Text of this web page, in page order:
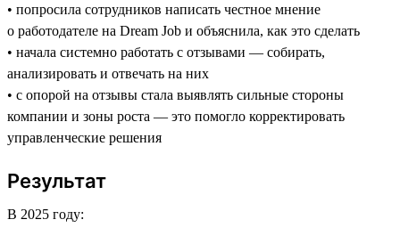
• попросила сотрудников написать честное мнение
о работодателе на Dream Job и объяснила, как это сделать
• начала системно работать с отзывами — собирать,
анализировать и отвечать на них
• с опорой на отзывы стала выявлять сильные стороны
компании и зоны роста — это помогло корректировать
управленческие решения
Результат
В 2025 году: